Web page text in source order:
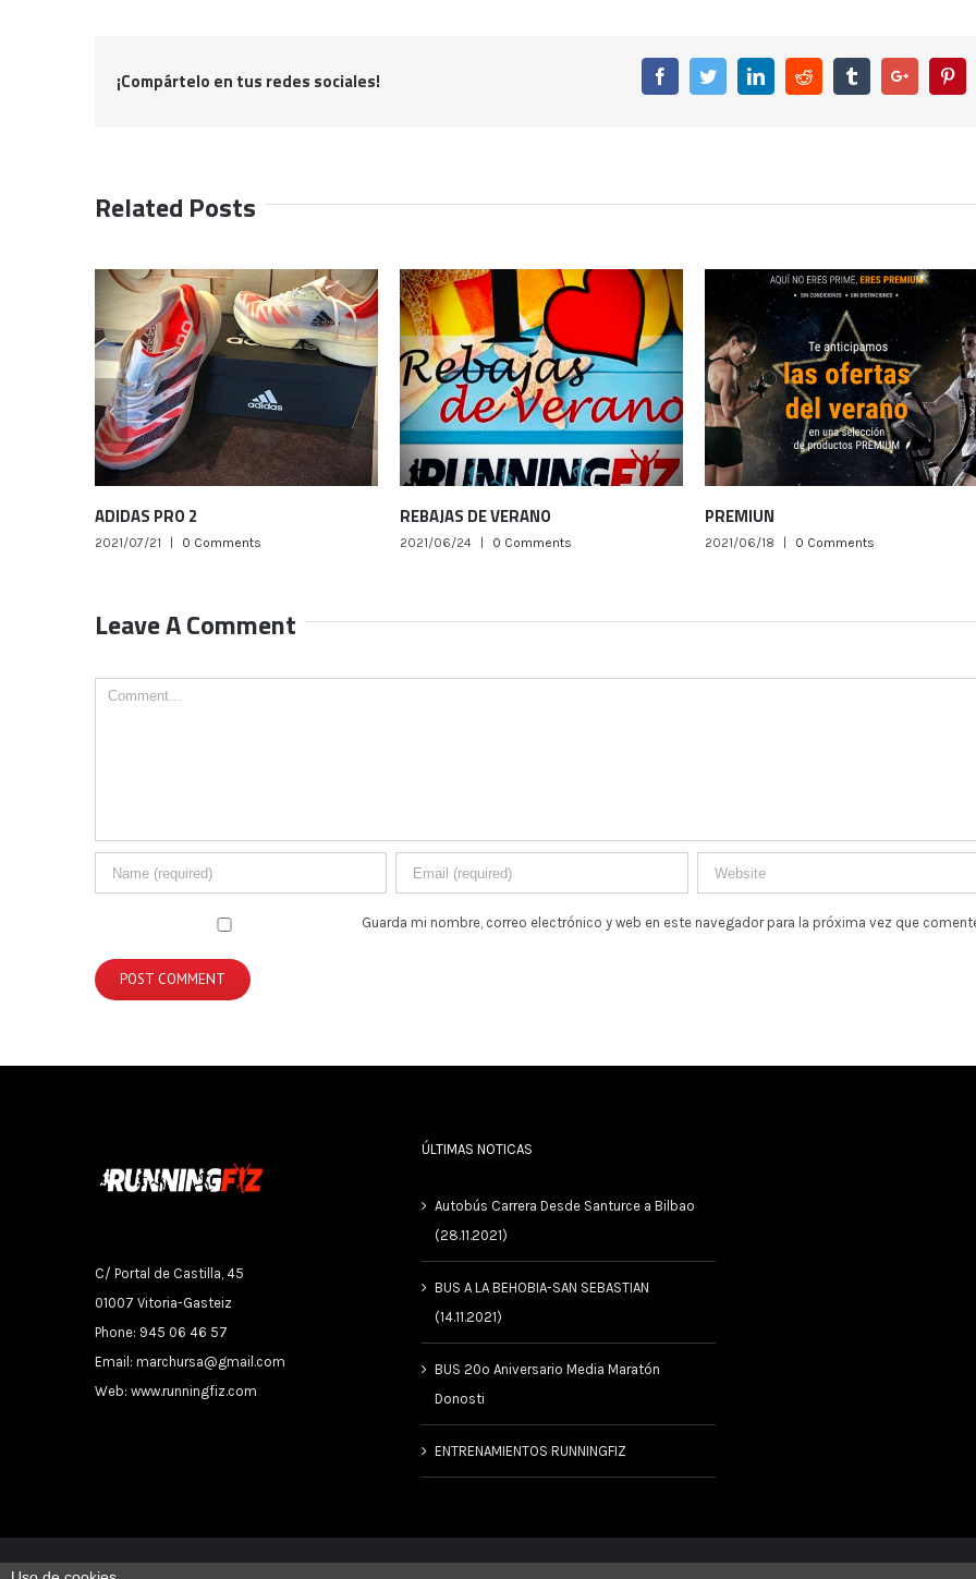
¡Compártelo en tus redes sociales! FacebookTwitterLinkedinReddit TumblrGoogle+
Related Posts
ADIDAS PRO 2
2021/07/21 | 0 Comments
REBAJAS DE VERANO
2021/06/24 | 0 Comments
PREMIUN
2021/06/18 | 0 Comments
Leave A Comment
Comment
Guarda mi nombre, correo electrónico y web en este navegador para la próxima vez que
C/ Portal de Castilla, 45
01007 Vitoria-Gasteiz
Phone: 945 06 46 57
Email: marchursa@gmail.com
Web: www.runningfiz.com
ÚLTIMAS NOTICAS
Autobús Carrera Desde Santurce a Bilbao
(28.11.2021)
BUS A LA BEHOBIA-SAN SEBASTIAN
(14.11.2021)
BUS 20º Aniversario Media Maratón
Donosti
ENTRENAMIENTOS RUNNINGFIZ